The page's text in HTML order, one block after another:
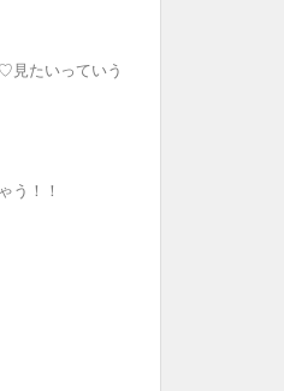
見たいっていう
う！！